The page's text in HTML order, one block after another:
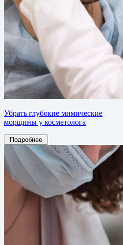
Убрать глубокие мимические
морщины у косметолога
Подробнее